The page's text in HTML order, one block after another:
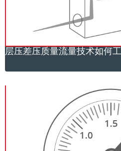
层压差压质量流量技术如何